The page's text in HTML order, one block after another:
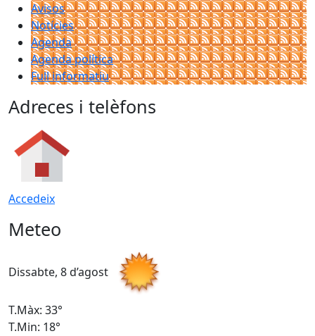
Avisos
Notícies
Agenda
Agenda política
Full informatiu
Adreces i telèfons
Accedeix
Meteo
Dissabte, 8 d’agost
T.Màx: 33°
T.Min: 18°